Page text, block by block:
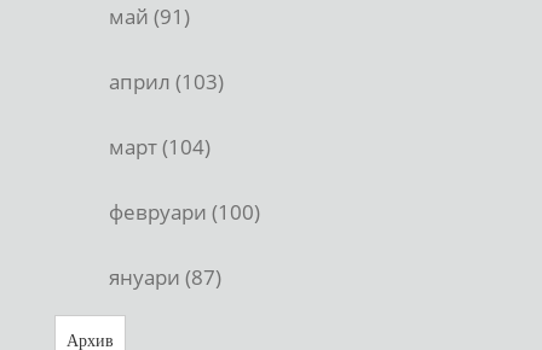
май (91)
април (103)
март (104)
февруари (100)
януари (87)
Архив